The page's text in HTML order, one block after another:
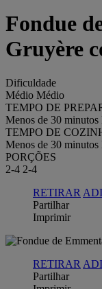
Fondue
Gruyère
Dificuldade
Médio Médio
TEMPO DE
Menos de 30 minutos
TEMPO DE
Menos de 30 minutos
PORÇÕES
2-4 2-4
RETIRAR
Partilhar
Imprimir
RETIRAR
Partilhar